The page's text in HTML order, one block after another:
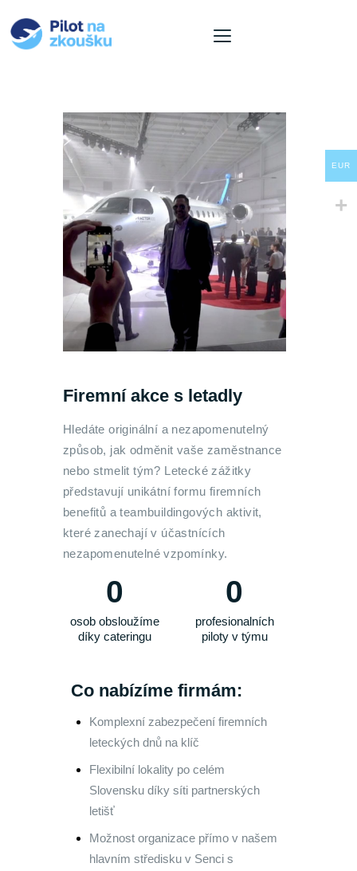
O nás
Nabídka letů
Naše letadla
Pro firmy
Aktuality
Kontakt
Košík
Jazyk
Firemní akce s letadly
Hledáte originální a nezapomenutelný
způsob, jak odměnit vaše zaměstnance
nebo stmelit tým? Letecké zážitky
představují unikátní formu firemních
benefitů a teambuildingových aktivit,
které zanechají v účastnících
nezapomenutelné vzpomínky.
0
osob obsloužíme
díky cateringu
0
profesionalních
piloty v týmu
Co nabízíme firmám:
Komplexní zabezpečení firemních
leteckých dnů na klíč
Flexibilní lokality po celém
Slovensku díky síti partnerských
letišť
Možnost organizace přímo v našem
hlavním středisku v Senci s
EUR